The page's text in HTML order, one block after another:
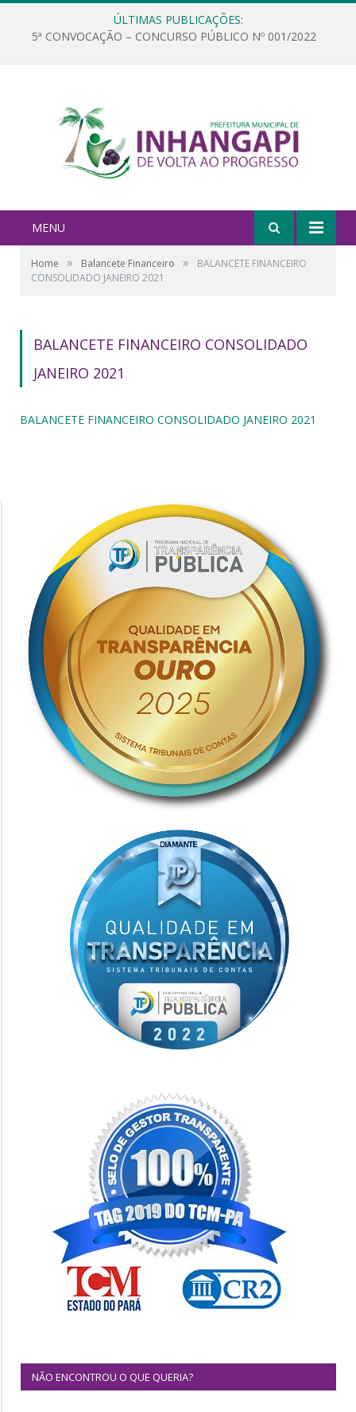
ÚLTIMAS PUBLICAÇÕES:
5ª CONVOCAÇÃO – CONCURSO PÚBLICO Nº 001/2022
MENU
Home » Balancete Financeiro »
BALANCETE FINANCEIRO
CONSOLIDADO JANEIRO 2021
BALANCETE FINANCEIRO CONSOLIDADO
JANEIRO 2021
BALANCETE FINANCEIRO CONSOLIDADO JANEIRO 2021
NÃO ENCONTROU O QUE QUERIA?